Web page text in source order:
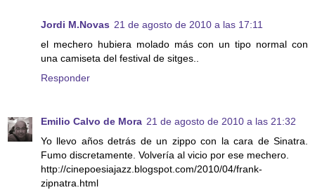
Jordi M.Novas 21 de agosto de 2010 a las 17:11
el mechero hubiera molado más con un tipo normal con
una camiseta del festival de sitges..
Responder
Emilio Calvo de Mora 21 de agosto de 2010 a las 21:32
Yo llevo años detrás de un zippo con la cara de Sinatra.
Fumo discretamente. Volvería al vicio por ese mechero.
http://cinepoesiajazz.blogspot.com/2010/04/frank-
zipnatra.html